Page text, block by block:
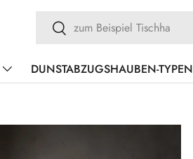
Suchen
Suchen
DUNSTABZUGSHAUBEN-TYPEN